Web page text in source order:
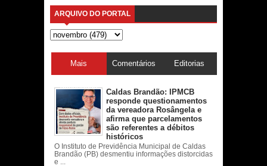
ARQUIVO DO PORTAL
Mais
acessadas
Comentários Editorias
Caldas Brandão: IPMCB
responde questionamentos
da vereadora Rosângela e
afirma que parcelamentos
são referentes a débitos
históricos
O Instituto de Previdência Municipal de Caldas
Brandão (PB) desmentiu informações distorcidas
e ...